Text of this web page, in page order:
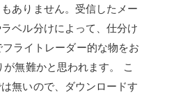
ありません。受信したメー
ベル分けによって、仕分け
ライトレーダー的な物をお
無難かと思われます。 こ
無いので、ダウンロードす